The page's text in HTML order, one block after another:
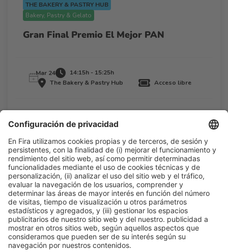
THE BAKERY & PASTRY HUB
Bakery, Pastry & Gelato
Gran Final Premio El Mejor PAN
Mar 24
14:15h - 15:25h
The Bakery & Pastry Hub
Acceso libre